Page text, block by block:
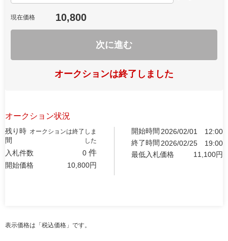
現在価格 10,800
次に進む
オークションは終了しました
オークション状況
残り時
間
オークションは終了しま
した
入札件数 0 件
開始価格 10,800円
開始時間 2026/02/01
12:00
終了時間 2026/02/25
19:00
最低入札価格
11,100円
表示価格は「税込価格」です。